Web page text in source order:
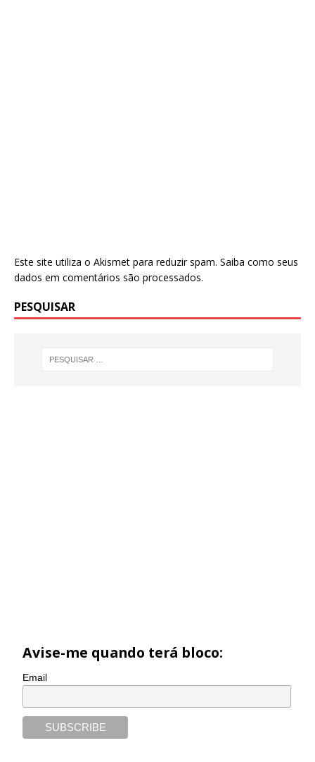
Este site utiliza o Akismet para reduzir spam. Saiba como seus
dados em comentários são processados.
PESQUISAR
Avise-me quando terá bloco:
Email